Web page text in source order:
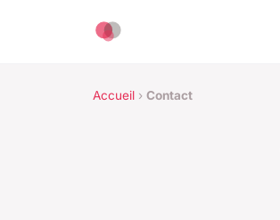
Accueil › Contact